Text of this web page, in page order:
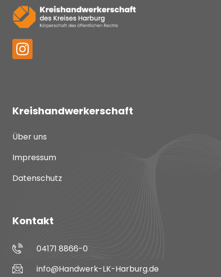
Kreishandwerkerschaft
Über uns
Impressum
Datenschutz
Kontakt
04171 8866-0
info@Handwerk-LK-Harburg.de